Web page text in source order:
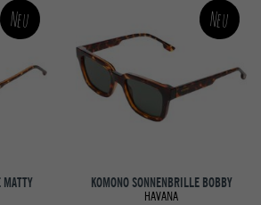
Neu Neu
KOMONO SONNENBRILLE BOBBY
HAVANA